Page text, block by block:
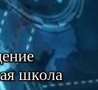
школа